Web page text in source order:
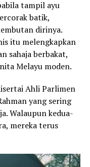
tampil ayu
batik,
dirinya.
itu melengkapkan
sahaja berbakat,
Melayu moden.
Ahli Parlimen
yang sering
Walaupun kedua-
mereka terus